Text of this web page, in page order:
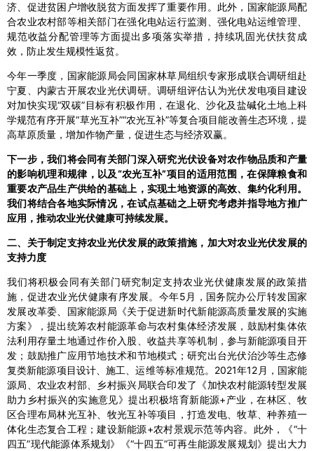
济、促进贫困户增收脱贫方面发挥了重要作用。此外，国家能源局配
合农业农村部等相关部门在强化电站运行监测、强化电站运维管理、
规范收益分配管理等方面提出多项落实举措，持续巩固光伏扶贫成
效，防止发生规模性返贫。
今年一季度，国家能源局会同国家林草局组织专家形成联合调研组赴
宁夏、内蒙古开展农业光伏调研。调研组评估认为光伏发电项目建设
对加快实现“双碳”目标有积极作用，在退化、沙化及盐碱化土地上科
学规范有序开展“草光互补”“农光互补”等复合项目能改善生态环境，提
高草原质量，增加作物产量，促进生态与经济双赢。
下一步，我们将会同有关部门深入研究光伏设备对农作物品质和产量
的影响机理和规律，以及“农光互补”项目的适用范围，在保障粮食和
重要农产品生产供给的基础上，实现土地资源的高效、集约化利用。
我们将结合各地实际情况，在试点基础之上研究考虑并指导地方推广
应用，推动农业光伏健康可持续发展。
二、关于制定支持农业光伏发展的政策措施，加大对农业光伏发展的
支持力度
我们将积极会同有关部门研究制定支持农业光伏健康发展的政策措
施，促进农业光伏健康有序发展。今年5月，国务院办公厅转发国家
发展改革委、国家能源局《关于促进新时代新能源高质量发展的实施
方案》，提出统筹农村能源革命与农村集体经济发展，鼓励村集体依
法利用存量土地通过作价入股、收益共享等机制，参与新能源项目开
发；鼓励推广应用节地技术和节地模式；研究出台光伏治沙等生态修
复类新能源项目设计、施工、运维等标准规范。2021年12月，国家能
源局、农业农村部、乡村振兴局联合印发了《加快农村能源转型发展
助力乡村振兴的实施意见》提出积极培育新能源+产业，在林区、牧
区合理布局林光互补、牧光互补等项目，打造发电、牧草、种养殖一
体化生态复合工程；建设新能源+农村景观示范等内容。此外，《“十
四五”现代能源体系规划》《“十四五”可再生能源发展规划》提出大力